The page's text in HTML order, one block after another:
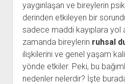
Liste
Sayfa
yaygınlaşan ve bireylerin
derinden etkileyen bir
sadece maddi kayıplara yol
zamanda bireylerin ruhsal
ilişkilerini ve genel yaşam
yönde etkiler. Peki, bu
nedenler nelerdir? İşte burada,